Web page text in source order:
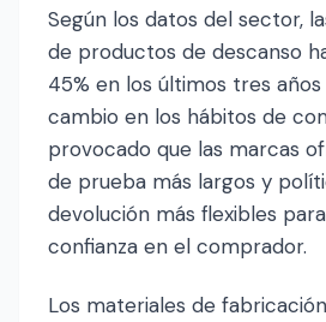
Según los datos del sector,
de productos de descanso
45% en los últimos tres años
cambio en los hábitos de
provocado que las marcas
de prueba más largos y
devolución más flexibles
confianza en el comprador.
Los materiales de